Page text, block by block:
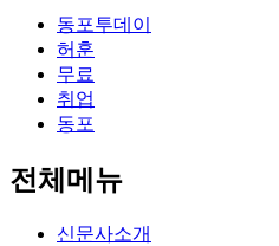
동포투데이
허훈
무료
취업
동포
전체메뉴
신문사소개